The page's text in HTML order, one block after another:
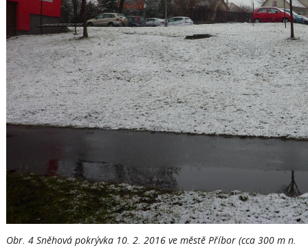
Obr. 4 Sněhová pokrývka 10. 2. 2016 ve městě Příbor (cca 300 m n.